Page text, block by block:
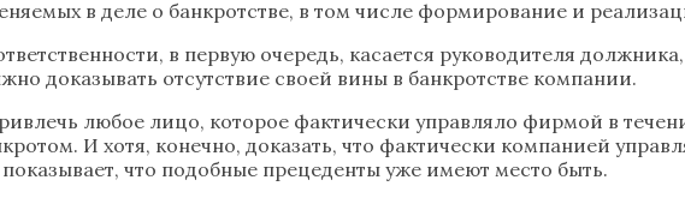
в деле о банкротстве, в том числе формирование и
в первую очередь, касается руководителя
доказывать отсутствие своей вины в банкротстве компании.
любое лицо, которое фактически управляло фирмой в
И хотя, конечно, доказать, что фактически компанией
что подобные прецеденты уже имеют место быть.